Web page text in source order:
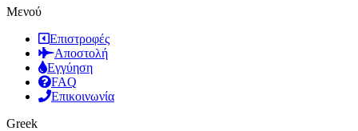
Μενού
Επιστροφές
Αποστολή
Εγγύηση
FAQ
Επικοινωνία
Greek